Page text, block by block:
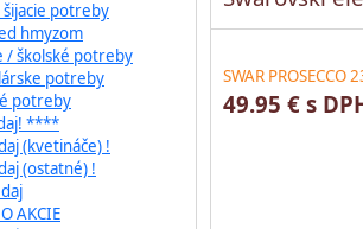
potreby
hmyzom
/ školské potreby
potreby
potreby
****
(kvetináče) !
(ostatné) !
AKCIE
SWAR PROSECCO
49.95 € s